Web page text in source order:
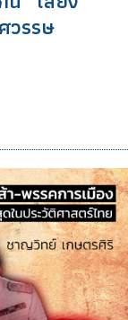
วรรษ